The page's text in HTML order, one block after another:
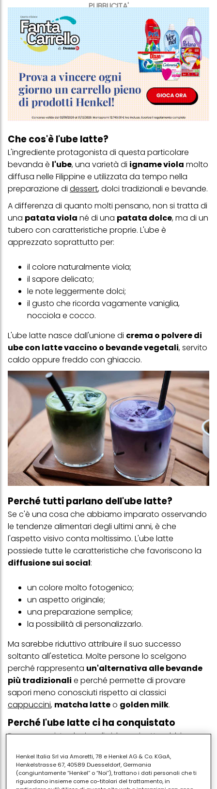
PUBBLICITA'
Che cos'è l'ube latte?
L'ingrediente protagonista di questa particolare
bevanda è l'ube, una varietà di igname viola molto
diffusa nelle Filippine e utilizzata da tempo nella
preparazione di dessert, dolci tradizionali e bevande.
A differenza di quanto molti pensano, non si tratta di
una patata viola né di una patata dolce, ma di un
tubero con caratteristiche proprie. L'ube è
apprezzato soprattutto per:
il colore naturalmente viola;
il sapore delicato;
le note leggermente dolci;
il gusto che ricorda vagamente vaniglia,
nocciola e cocco.
L'ube latte nasce dall'unione di crema o polvere di
ube con latte vaccino o bevande vegetali, servito
caldo oppure freddo con ghiaccio.
Perché tutti parlano dell'ube latte?
Se c'è una cosa che abbiamo imparato osservando
le tendenze alimentari degli ultimi anni, è che
l'aspetto visivo conta moltissimo. L'ube latte
possiede tutte le caratteristiche che favoriscono la
diffusione sui social:
un colore molto fotogenico;
un aspetto originale;
una preparazione semplice;
la possibilità di personalizzarlo.
Ma sarebbe riduttivo attribuire il suo successo
soltanto all'estetica. Molte persone lo scelgono
perché rappresenta un'alternativa alle bevande
più tradizionali e perché permette di provare
sapori meno conosciuti rispetto ai classici
cappuccini, matcha latteo golden milk.
Perché l'ube latte ci ha conquistato
Dopo aver visto decine di video e ricette, abbiamo
prima il gusto, più delicato del previsto. Osservando il
colore intenso, ci aspettavamo un sapore molto
deciso. In realtà l'ube latte è generalmente
Henkel Italia Srl via Amoretti, 78 e Henkel AG & Co. KGaA,
Henkelstrasse 67, 40589 Duesseldorf, Germania
(congiuntamente “Henkel” o “Noi”), trattano i dati personali che ti
riguardano insieme come co-titolari del trattamento, in